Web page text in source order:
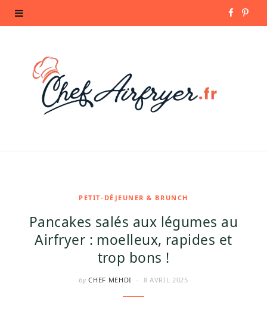
P
PETIT-DÉJEUNER & BRUNCH
Pancakes salés aux légumes au
Airfryer : moelleux, rapides et
trop bons !
by CHEF MEHDI 8 AVRIL 2025